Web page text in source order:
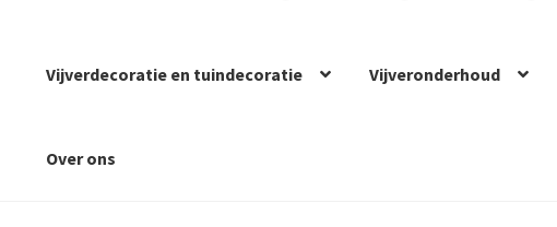
Vijverdecoratie en tuindecoratie Vijveronderhoud
Over ons